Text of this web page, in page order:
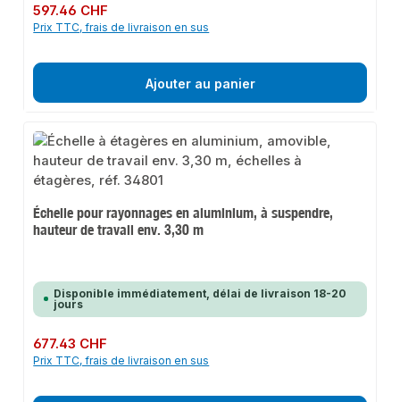
Prix régulier :
597.46 CHF
Prix TTC, frais de livraison en sus
Ajouter au panier
Échelle pour rayonnages en aluminium, à suspendre,
hauteur de travail env. 3,30 m
Disponible immédiatement, délai de livraison 18-20
jours
Prix régulier :
677.43 CHF
Prix TTC, frais de livraison en sus